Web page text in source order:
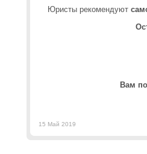
Юристы рекомендуют
Вам
15 Май 2019